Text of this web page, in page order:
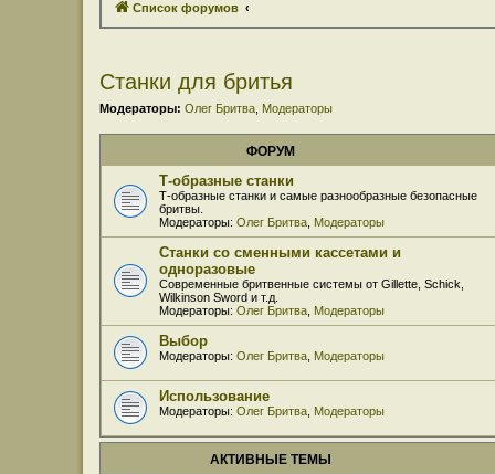
Список форумов
Станки для бритья
Модераторы: Олег Бритва Модераторы
ФОРУМ
Т-образные станки
Т-образные станки и самые разнообразные безопасные
бритвы.
Модераторы: Олег Бритва Модераторы
Станки со сменными кассетами и
одноразовые
Современные бритвенные системы от Gillette, Schick,
Wilkinson Sword и т.д.
Модераторы: Олег Бритва Модераторы
Выбор
Модераторы: Олег Бритва Модераторы
Использование
Модераторы: Олег Бритва Модераторы
АКТИВНЫЕ ТЕМЫ